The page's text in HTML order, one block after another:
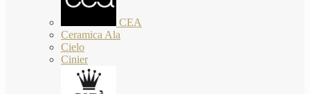
CEA
Ceramica Ala
Cielo
Cinier